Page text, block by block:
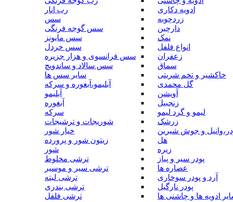
ادویه دکاری
زردچوبه
دارچین
نمک
انواع فلفل
زعفران
سماق
خاکشیر و تخم شربتی
گل محمدی
آویشن
زنجبیل
لیمو و گرد لیمو
زرشک
و جوش شیرین
هل
زیره
پودر سیر و پیاز
عصاره ها
آرد و پودر سوخاری
پودر نارگیل
ادویه ها و چاشنی ها
رب انار
سس
سس گوجه فرنگی
سس مایونز
سس خردل
سس فرانسوی و هزار جزیره
سس سالاد و ساندویچ
سایر سس ها
آبلیمو،آبغوره و سرکه
آبلیمو
آبغوره
سرکه
شوریجات و ترشیجات
خیار شور
زیتون شور و پرورده
شور
ترشی مخلوط
ترشی سیر و موسیر
ترشی لیته
ترشی بندری
ترشی فلفل